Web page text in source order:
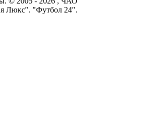
Люкс". "Футбол 24".